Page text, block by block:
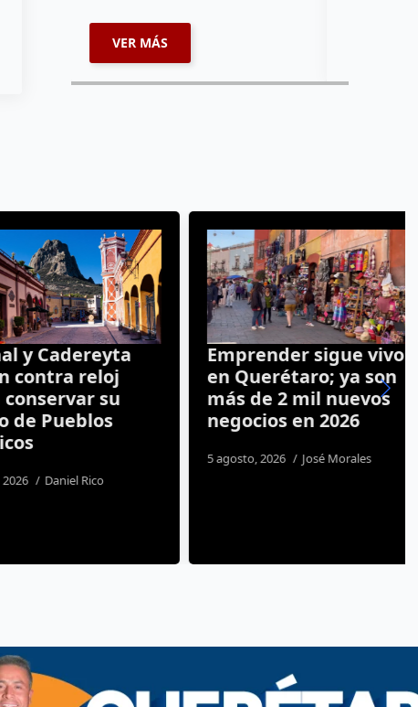
VER MÁS
y Cadereyta
reloj
su
Pueblos
Daniel Rico
Emprender sigue vivo
en Querétaro; ya son
más de 2 mil nuevos
negocios en 2026
5 agosto, 2026 José Morales